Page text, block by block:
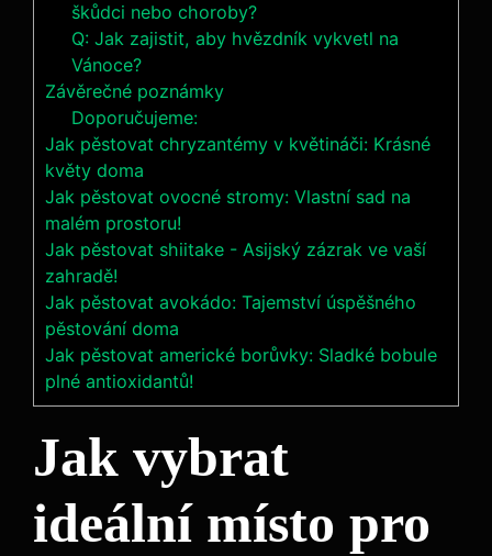
škůdci nebo choroby?
Q: Jak zajistit, aby hvězdník vykvetl na
Vánoce?
Závěrečné poznámky
Doporučujeme:
Jak pěstovat chryzantémy v květináči: Krásné
květy doma
Jak pěstovat ovocné stromy: Vlastní sad na
malém prostoru!
Jak pěstovat shiitake - Asijský zázrak ve vaší
zahradě!
Jak pěstovat avokádo: Tajemství úspěšného
pěstování doma
Jak pěstovat americké borůvky: Sladké bobule
plné antioxidantů!
Jak vybrat
ideální místo pro